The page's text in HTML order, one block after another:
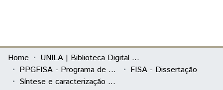
Communities & Collections
All of DSpace
Home
UNILA | Biblioteca Digital de Dissertações e Teses
PPGFISA - Programa de Pós-Graduação em Física Aplicada
FISA - Dissertação
Síntese e caracterização de filmes finos nanoestruturados de óxido de ferro para potencial aplicação na geração de gás hidrogênio em células fotossintéticas